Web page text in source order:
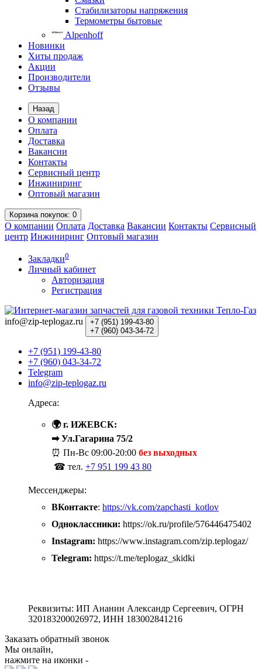
Стабилизаторы напряжения
Термометры бытовые
Alpenhoff
Новинки
Хиты продаж
Акции
Производители
Отзывы
Назад
О компании
Оплата
Доставка
Вакансии
Контакты
Сервисный центр
Инжиниринг
Оптовый магазин
Корзинапокупок: 0
О компании Оплата Доставка Вакансии Контакты Сервисный
центр Инжиниринг Оптовый магазин
Закладки0
Личный кабинет
Авторизация
Регистрация
info@zip-teplogaz.ru +7 (951) 199-43-80
+7 (960) 043-34-72
+7 (951) 199-43-80
+7 (960) 043-34-72
Telegram
info@zip-teplogaz.ru
Адреса:
🌍 г. ИЖЕВСК:
➡ Ул.Гагарина 75/2
⏰ Пн-Вс 09:00-20:00 без выходных
☎ тел. +7 951 199 43 80
Мессенджеры:
ВКонтакте: https://vk.com/zapchasti_kotlov
Одноклассники: https://ok.ru/profile/576446475402
Instagram: https://www.instagram.com/zip.teplogaz/
Telegram: https://t.me/teplogaz_skidki
Реквизиты: ИП Ананин Александр Сергеевич, ОГРН
320183200026972, ИНН 183002841216
Заказать обратный звонок
Мы онлайн,
нажмите на иконки -